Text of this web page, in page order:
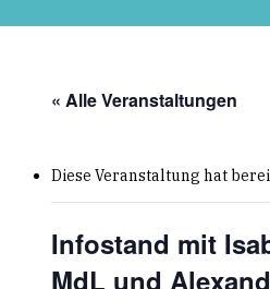
« Alle Veranstaltungen
Diese Veranstaltung hat
Infostand mit
MdL und